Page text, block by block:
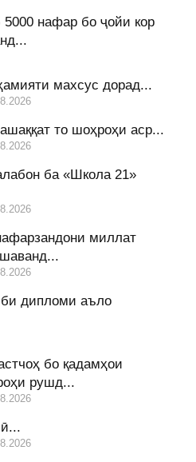
нафар бо ҷойи кор
махсус дорад...
то шоҳроҳи аср...
ба «Школа 21»
миллат
дипломи аъло
бо қадамҳои
рушд...